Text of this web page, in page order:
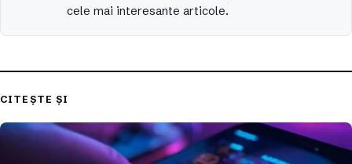
cele mai interesante articole.
CITEȘTE ȘI